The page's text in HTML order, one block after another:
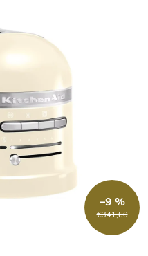
€341,60
–9 %